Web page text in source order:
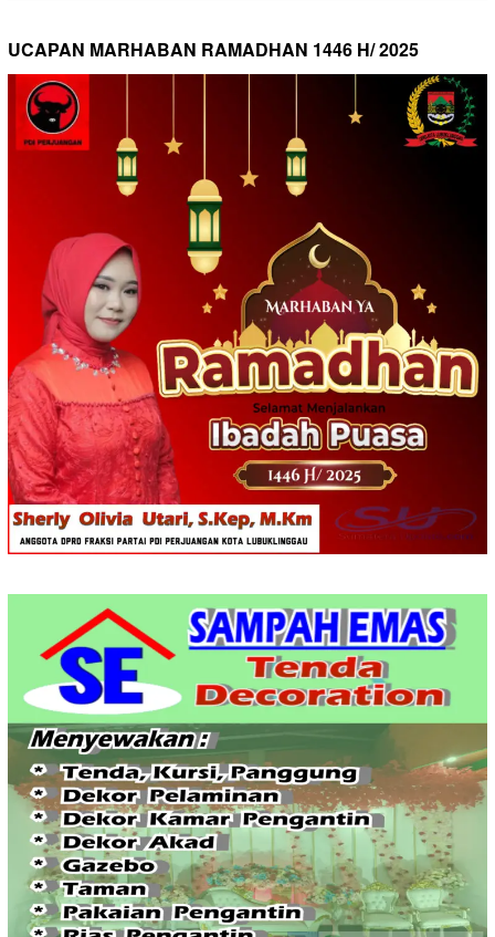
UCAPAN MARHABAN RAMADHAN 1446 H/ 2025